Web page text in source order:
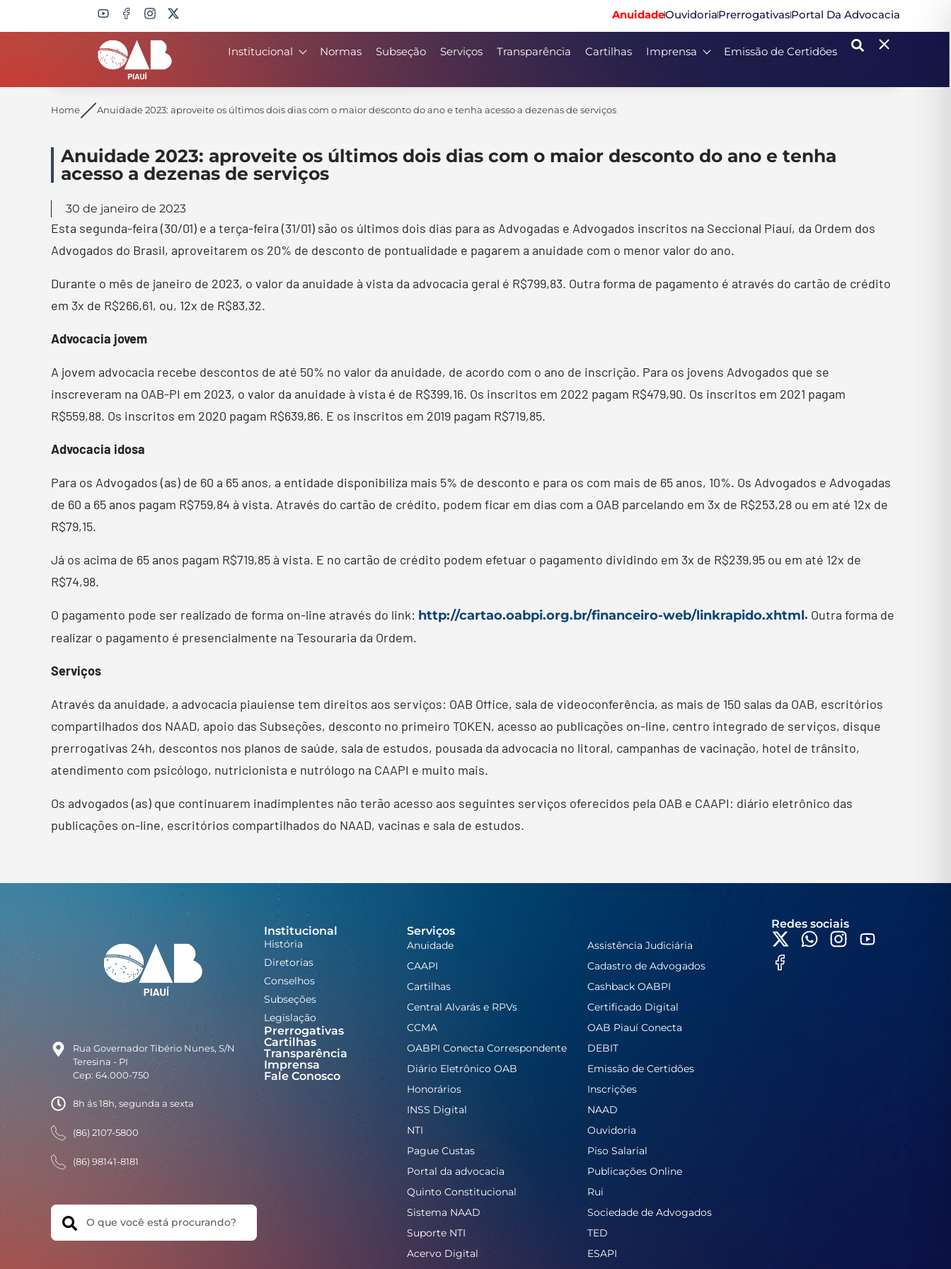
AnuidadeOuvidoriaPrerrogativasPortal Da Advocacia
Institucional Normas Subseção Serviços Transparência Cartilhas Imprensa Emissão de Certidões
Search
Home Anuidade 2023: aproveite os últimos dois dias com o maior desconto do ano e tenha acesso a dezenas de serviços
Anuidade 2023: aproveite os últimos dois dias com o maior desconto do ano e tenha
acesso a dezenas de serviços
30 de janeiro de 2023
Esta segunda-feira (30/01) e a terça-feira (31/01) são os últimos dois dias para as Advogadas e Advogados inscritos na Seccional Piauí, da Ordem dos
Advogados do Brasil, aproveitarem os 20% de desconto de pontualidade e pagarem a anuidade com o menor valor do ano.
Durante o mês de janeiro de 2023, o valor da anuidade à vista da advocacia geral é R$799,83. Outra forma de pagamento é através do cartão de crédito
em 3x de R$266,61, ou, 12x de R$83,32.
Advocacia jovem
A jovem advocacia recebe descontos de até 50% no valor da anuidade, de acordo com o ano de inscrição. Para os jovens Advogados que se
inscreveram na OAB-PI em 2023, o valor da anuidade à vista é de R$399,16. Os inscritos em 2022 pagam R$479,90. Os inscritos em 2021 pagam
R$559,88. Os inscritos em 2020 pagam R$639,86. E os inscritos em 2019 pagam R$719,85.
Advocacia idosa
Para os Advogados (as) de 60 a 65 anos, a entidade disponibiliza mais 5% de desconto e para os com mais de 65 anos, 10%. Os Advogados e Advogadas
de 60 a 65 anos pagam R$759,84 à vista. Através do cartão de crédito, podem ficar em dias com a OAB parcelando em 3x de R$253,28 ou em até 12x de
R$79,15.
Já os acima de 65 anos pagam R$719,85 à vista. E no cartão de crédito podem efetuar o pagamento dividindo em 3x de R$239,95 ou em até 12x de
R$74,98.
O pagamento pode ser realizado de forma on-line através do link: http://cartao.oabpi.org.br/financeiro-web/linkrapido.xhtml. Outra forma de
realizar o pagamento é presencialmente na Tesouraria da Ordem.
Serviços
Através da anuidade, a advocacia piauiense tem direitos aos serviços: OAB Office, sala de videoconferência, as mais de 150 salas da OAB, escritórios
compartilhados dos NAAD, apoio das Subseções, desconto no primeiro TOKEN, acesso ao publicações on-line, centro integrado de serviços, disque
prerrogativas 24h, descontos nos planos de saúde, sala de estudos, pousada da advocacia no litoral, campanhas de vacinação, hotel de trânsito,
atendimento com psicólogo, nutricionista e nutrólogo na CAAPI e muito mais.
Os advogados (as) que continuarem inadimplentes não terão acesso aos seguintes serviços oferecidos pela OAB e CAAPI: diário eletrônico das
publicações on-line, escritórios compartilhados do NAAD, vacinas e sala de estudos.
Rua Governador Tibério Nunes, S/N
Teresina - PI
Cep: 64.000-750
8h ás 18h, segunda a sexta
(86) 2107-5800
(86) 98141-8181
Search
Institucional
História
Diretorias
Conselhos
Subseções
Legislação
Prerrogativas
Cartilhas
Transparência
Imprensa
Fale Conosco
Serviços
Anuidade
Assistência Judiciária
CAAPI
Cadastro de Advogados
Cartilhas
Cashback OABPI
Central Alvarás e RPVs
Certificado Digital
CCMA
OAB Piauí Conecta
OABPI Conecta Correspondente
DEBIT
Diário Eletrônico OAB
Emissão de Certidões
Honorários
Inscrições
INSS Digital
NAAD
NTI
Ouvidoria
Pague Custas
Piso Salarial
Portal da advocacia
Publicações Online
Quinto Constitucional
Rui
Sistema NAAD
Sociedade de Advogados
Suporte NTI
TED
Acervo Digital
ESAPI
Redes sociais